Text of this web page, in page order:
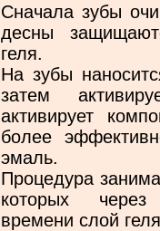
Сначала зубы
десны
геля.
На зубы
затем
активирует
более
эмаль.
Процедура
которых через
времени слой